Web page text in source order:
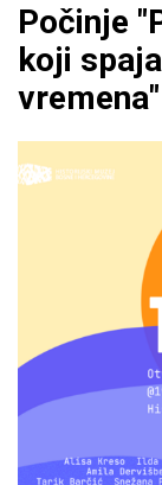
Počinje
koji
vremena"